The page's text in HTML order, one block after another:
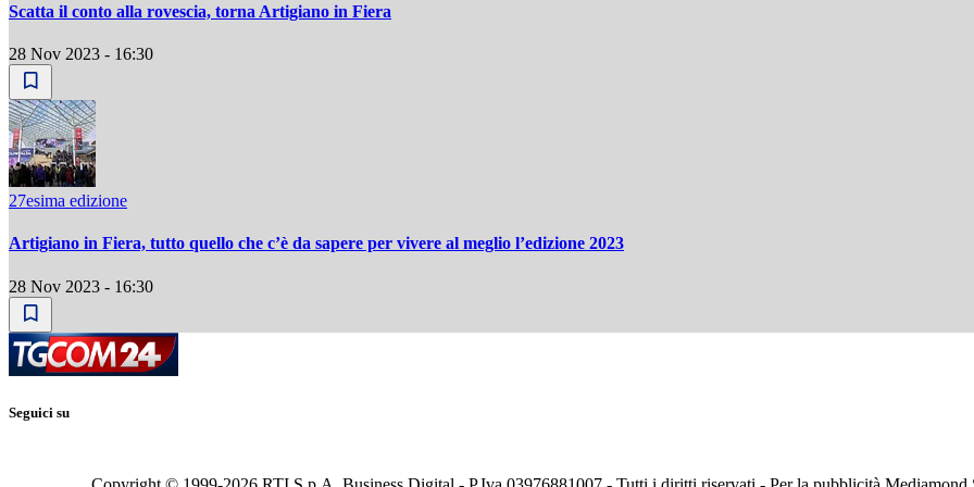
Scatta il conto alla rovescia, torna Artigiano in Fiera
28 Nov 2023 - 16:30
27esima edizione
Artigiano in Fiera, tutto quello che c’è da sapere per vivere al meglio l’edizione 2023
28 Nov 2023 - 16:30
Seguici su